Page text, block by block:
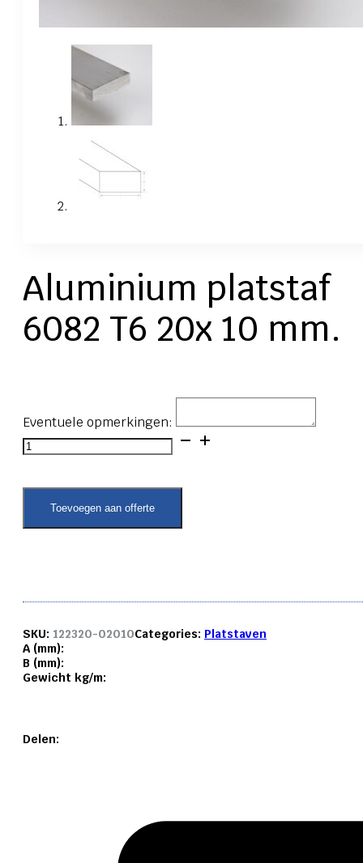
Aluminium platstaf
6082 T6 20x 10 mm.
Eventuele opmerkingen:
Aluminium
platstaf
T6
10
Toevoegen aan offerte
SKU: 122320-02010Categories: Platstaven
A (mm):
B (mm):
Gewicht kg/m:
Delen: